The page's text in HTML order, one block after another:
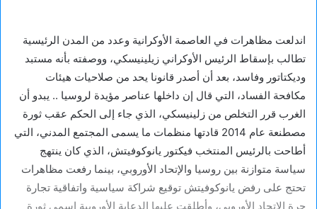
اندلعت مظاهرات في العاصمة الأوكرانية وعدد من المدن الرئيسية
تطالب بإسقاط الرئيس الأوكراني زيلينيسكي، ووصفته بأنه مستبد
وديكتاتور وفاسد، بعد أن أصدر قانونا يحد من صلاحيات هيئات
مكافحة الفساد، التي قال إن داخلها عناصر مؤيدة لروسيا .. يبدو أن
الغرب قرر التخلص من زلينيسكي، الذي جاء إلى الحكم عقب ثورة
مصطنعة عام 2014 قادتها منظمات ما يسمى المجتمع المدني، التي
أطاحت بالرئيس المنتخب فيكتور يانوكوفيتش، الذي كان ينتهج
سياسة متوازنة بين روسيا والإتحاد الأوروبي، بينما رفعت مظاهرات
تحتج على رفض يانوكوفيتش توقيع شراكة سياسية واتفاقية تجارة
حرة الإتحاد الأوروبي، وأطلقت عليها الدعاية الأوروبية اسمي ثورة